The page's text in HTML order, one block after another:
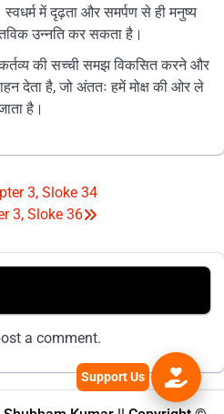
में दृढ़ता और समर्पण से ही मनुष्य
उन्नति कर सकता है।
की सच्ची समझ विकसित करने और
देता है, जो अंततः हमें मोक्ष की ओर ले
है।
3, Sloke 34
3, Sloke 36
a comment.